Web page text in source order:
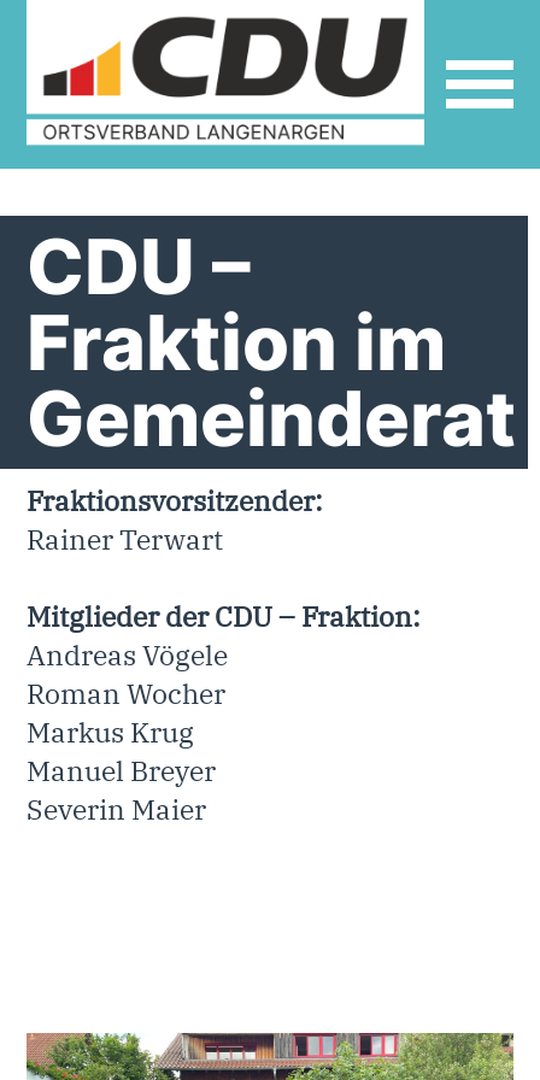
CDU –
Fraktion im
Gemeinderat
Fraktionsvorsitzender:
Rainer Terwart
Mitglieder der CDU – Fraktion:
Andreas Vögele
Roman Wocher
Markus Krug
Manuel Breyer
Severin Maier